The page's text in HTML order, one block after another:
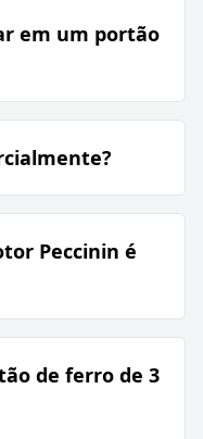
em um portão
Peccinin é
de ferro de 3